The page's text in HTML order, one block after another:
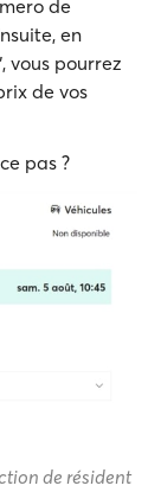
de
en
vous pourrez
de vos
pas ?
de résident